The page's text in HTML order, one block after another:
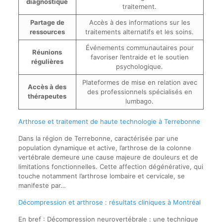
traitement.
Partage de
ressources
Accès à des informations sur les
traitements alternatifs et les soins.
Réunions
régulières
Événements communautaires pour
favoriser l’entraide et le soutien
psychologique.
Accès à des
thérapeutes
Plateformes de mise en relation avec
des professionnels spécialisés en
lumbago.
Arthrose et traitement de haute technologie à Terrebonne
Dans la région de Terrebonne, caractérisée par une
population dynamique et active, l’arthrose de la colonne
vertébrale demeure une cause majeure de douleurs et de
limitations fonctionnelles. Cette affection dégénérative, qui
touche notamment l’arthrose lombaire et cervicale, se
manifeste par…
Décompression et arthrose : résultats cliniques à Montréal
En bref : Décompression neurovertébrale : une technique